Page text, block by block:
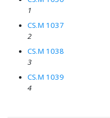
1
CS.M 1037
2
CS.M 1038
3
CS.M 1039
4